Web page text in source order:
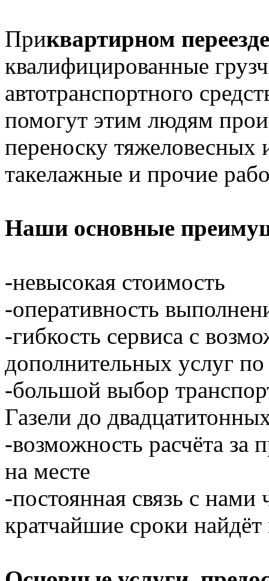
Приквартирном
квалифицированные
автотранспортного
помогут этим людям
переноску тяжеловесных
такелажные и прочие
Наши основные
-невысокая стоимость
-оперативность
-гибкость сервиса с
дополнительных услуг
-большой выбор
Газели до
-возможность расчёта за
на месте
-постоянная связь с нами
кратчайшие сроки найдёт